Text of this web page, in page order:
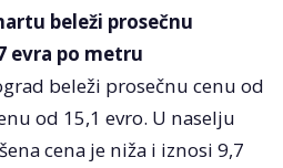
beleži prosečnu
evra po metru
beleži prosečnu cenu od
od 15,1 evro. U naselju
cena je niža i iznosi 9,7